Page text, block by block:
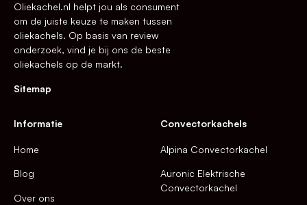
Oliekachel.nl helpt jou als consument
om de juiste keuze te maken tussen
oliekachels. Op basis van review
onderzoek, vind je bij ons de beste
oliekachels op de markt.
Sitemap
Informatie
Home
Blog
Over ons
Convectorkachels
Alpina Convectorkachel
Auronic Elektrische
Convectorkachel